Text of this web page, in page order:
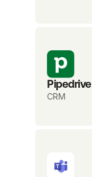
Pipedrive
CRM